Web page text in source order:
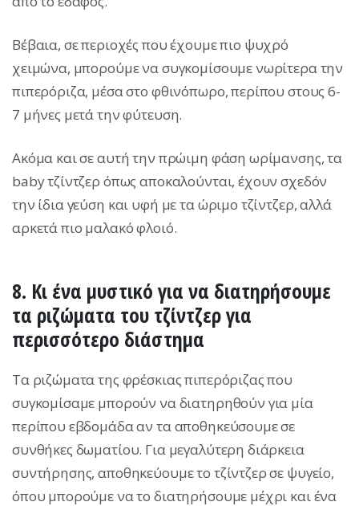
Βέβαια, σε περιοχές που έχουμε πιο ψυχρό
χειμώνα, μπορούμε να συγκομίσουμε νωρίτερα την
πιπερόριζα, μέσα στο φθινόπωρο, περίπου στους 6-
7 μήνες μετά την φύτευση.
Ακόμα και σε αυτή την πρώιμη φάση ωρίμανσης, τα
baby τζίντζερ όπως αποκαλούνται, έχουν σχεδόν
την ίδια γεύση και υφή με τα ώριμο τζίντζερ, αλλά
αρκετά πιο μαλακό φλοιό.
8. Κι ένα μυστικό για να διατηρήσουμε
τα ριζώματα του τζίντζερ για
περισσότερο διάστημα
Τα ριζώματα της φρέσκιας πιπερόριζας που
συγκομίσαμε μπορούν να διατηρηθούν για μία
περίπου εβδομάδα αν τα αποθηκεύσουμε σε
συνθήκες δωματίου. Για μεγαλύτερη διάρκεια
συντήρησης, αποθηκεύουμε το τζίντζερ σε ψυγείο,
όπου μπορούμε να το διατηρήσουμε μέχρι και ένα